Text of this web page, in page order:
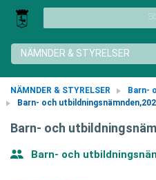
NÄMNDER & STYRELSER
NÄMNDER & STYRELSER
Barn-
Barn- och
Barn- och
Barn- och